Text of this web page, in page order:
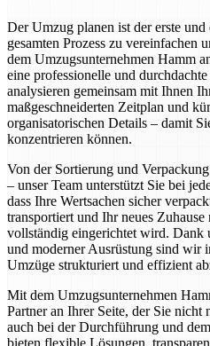
Der Umzug planen ist der erste
gesamten Prozess zu vereinfachen
dem Umzugsunternehmen Hamm
eine professionelle und
analysieren gemeinsam mit Ihnen
maßgeschneiderten Zeitplan und
organisatorischen Details – damit
konzentrieren können.
Von der Sortierung und
– unser Team unterstützt Sie bei
dass Ihre Wertsachen sicher
transportiert und Ihr neues
vollständig eingerichtet wird. Dank
und moderner Ausrüstung sind wir
Umzüge strukturiert und effizient
Mit dem Umzugsunternehmen
Partner an Ihrer Seite, der Sie nicht
auch bei der Durchführung und
bieten flexible Lösungen,